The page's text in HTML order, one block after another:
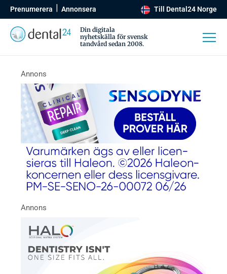
Prenumerera Annonsera Till Dental24 Norge
Din digitala
nyhetskälla för svensk
tandvård sedan 2008.